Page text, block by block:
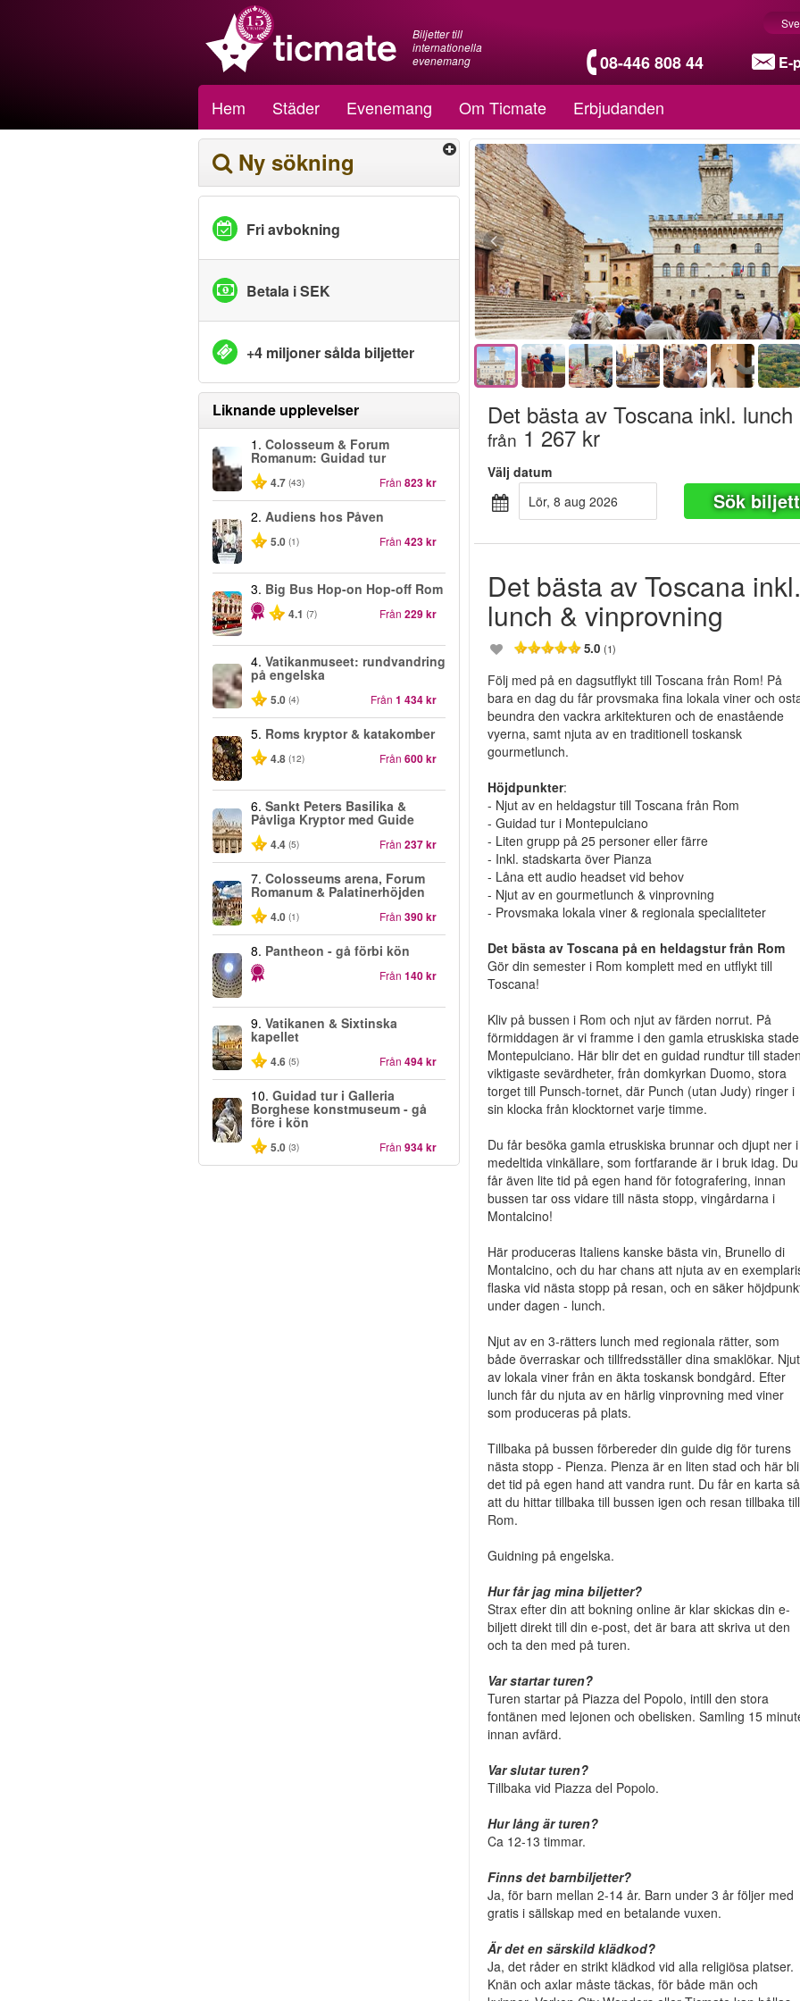
Biljetter till
internationella
evenemang
08-446 808 44 E-
Hem Städer Evenemang Om Ticmate Erbjudanden
Ny sökning
Fri avbokning
Betala i SEK
+4 miljoner sålda biljetter
Liknande upplevelser
1. Colosseum & Forum
Romanum: Guidad tur
4.7 (43) Från 823 kr
2. Audiens hos Påven
5.0 (1) Från 423 kr
3. Big Bus Hop-on Hop-off Rom
4.1 (7) Från 229 kr
4. Vatikanmuseet: rundvandring
på engelska
5.0 (4) Från 1 434 kr
5. Roms kryptor & katakomber
4.8 (12) Från 600 kr
6. Sankt Peters Basilika &
Påvliga Kryptor med Guide
4.4 (5) Från 237 kr
7. Colosseums arena, Forum
Romanum & Palatinerhöjden
4.0 (1) Från 390 kr
8. Pantheon - gå förbi kön
Från 140 kr
9. Vatikanen & Sixtinska
kapellet
4.6 (5) Från 494 kr
10. Guidad tur i Galleria
Borghese konstmuseum - gå
före i kön
5.0 (3) Från 934 kr
Det bästa av Toscana inkl.
från 1 267 kr
Välj datum
lör, 8 aug 2026
Sök
Det bästa av Toscana
lunch & vinprovning
5.0(1)
Följ med på en dagsutflykt till Toscana från Rom! På
bara en dag du får provsmaka fina lokala viner och
beundra den vackra arkitekturen och de enastående
vyerna, samt njuta av en traditionell toskansk
gourmetlunch.
Höjdpunkter:
- Njut av en heldagstur till Toscana från Rom
- Guidad tur i Montepulciano
- Liten grupp på 25 personer eller färre
- Inkl. stadskarta över Pianza
- Låna ett audio headset vid behov
- Njut av en gourmetlunch & vinprovning
- Provsmaka lokala viner & regionala specialiteter
Det bästa av Toscana på en heldagstur från Rom
Gör din semester i Rom komplett med en utflykt till
Toscana!
Kliv på bussen i Rom och njut av färden norrut. På
förmiddagen är vi framme i den gamla etruskiska
Montepulciano. Här blir det en guidad rundtur till
viktigaste sevärdheter, från domkyrkan Duomo, stora
torget till Punsch-tornet, där Punch (utan Judy) ringer i
sin klocka från klocktornet varje timme.
Du får besöka gamla etruskiska brunnar och djupt ner i
medeltida vinkällare, som fortfarande är i bruk idag. Du
får även lite tid på egen hand för fotografering, innan
bussen tar oss vidare till nästa stopp, vingårdarna i
Montalcino!
Här produceras Italiens kanske bästa vin, Brunello di
Montalcino, och du har chans att njuta av en
flaska vid nästa stopp på resan, och en säker
under dagen - lunch.
Njut av en 3-rätters lunch med regionala rätter, som
både överraskar och tillfredsställer dina smaklökar. Njut
av lokala viner från en äkta toskansk bondgård. Efter
lunch får du njuta av en härlig vinprovning med viner
som produceras på plats.
Tillbaka på bussen förbereder din guide dig för turens
nästa stopp - Pienza. Pienza är en liten stad och här
det tid på egen hand att vandra runt. Du får en karta så
att du hittar tillbaka till bussen igen och resan tillbaka till
Rom.
Guidning på engelska.
Hur får jag mina biljetter?
Strax efter din att bokning online är klar skickas din e-
biljett direkt till din e-post, det är bara att skriva ut den
och ta den med på turen.
Var startar turen?
Turen startar på Piazza del Popolo, intill den stora
fontänen med lejonen och obelisken. Samling 15
innan avfärd.
Var slutar turen?
Tillbaka vid Piazza del Popolo.
Hur lång är turen?
Ca 12-13 timmar.
Finns det barnbiljetter?
Ja, för barn mellan 2-14 år. Barn under 3 år följer med
gratis i sällskap med en betalande vuxen.
Är det en särskild klädkod?
Ja, det råder en strikt klädkod vid alla religiösa platser.
Knän och axlar måste täckas, för både män och